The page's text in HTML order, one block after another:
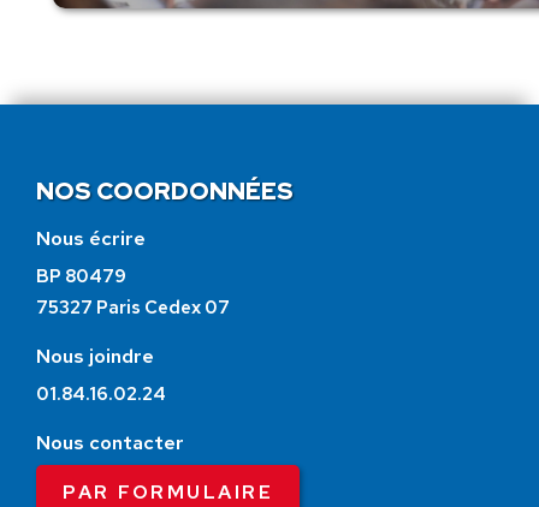
NOS COORDONNÉES
Nous écrire
BP 80479
75327 Paris Cedex 07
Nous joindre
01.84.16.02.24
Nous contacter
PAR FORMULAIRE